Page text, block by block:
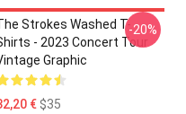
Strokes Washed T-
- 2023 Concert Tour
Graphic
€$35
-20%